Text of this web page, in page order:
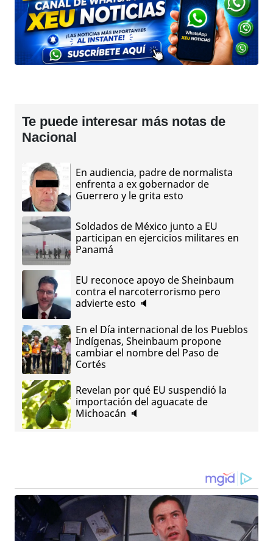
Te puede interesar más notas de
Nacional
En audiencia, padre de normalista
enfrenta a ex gobernador de
Guerrero y le grita esto
Soldados de México junto a EU
participan en ejercicios militares en
Panamá
EU reconoce apoyo de Sheinbaum
contra el narcoterrorismo pero
advierte esto 🔈
En el Día internacional de los Pueblos
Indígenas, Sheinbaum propone
cambiar el nombre del Paso de
Cortés
Revelan por qué EU suspendió la
importación del aguacate de
Michoacán 🔈